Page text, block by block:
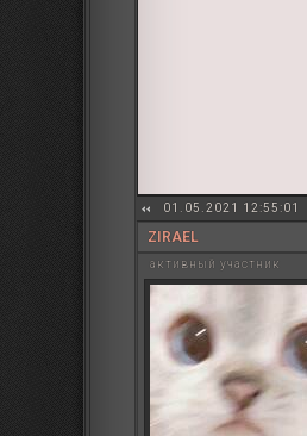
01.05.2021 12:55:01
ZIRAEL
активный участник